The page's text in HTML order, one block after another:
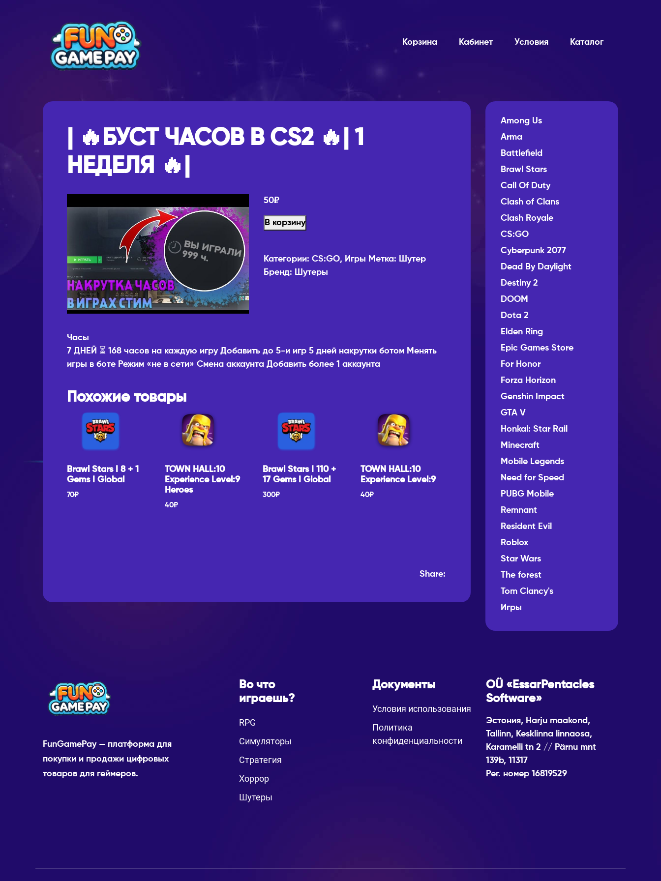
Корзина Кабинет Условия Каталог
| 🔥БУСТ ЧАСОВ В CS2 🔥| 1
НЕДЕЛЯ 🔥|
50₽
В корзину
Категории:CS:GO, Игры Метка: Шутер
Бренд: Шутеры
Часы
7 ДНЕЙ ⏳ 168 часов на каждую игру Добавить до 5-и игр 5 дней накрутки ботом Менять
игры в боте Режим «не в сети» Смена аккаунта Добавить более 1 аккаунта
Похожие товары
Brawl Stars I 8 + 1
Gems I Global
70₽
TOWN HALL:10
Experience Level:9
Heroes
40₽
Brawl Stars I 110 +
17 Gems I Global
300₽
TOWN HALL:10
Experience Level:9
40₽
Share:
Among Us
Arma
Battlefield
Brawl Stars
Call Of Duty
Clash of Clans
Clash Royale
CS:GO
Cyberpunk 2077
Dead By Daylight
Destiny 2
DOOM
Dota 2
Elden Ring
Epic Games Store
For Honor
Forza Horizon
Genshin Impact
GTA V
Honkai: Star Rail
Minecraft
Mobile Legends
Need for Speed
PUBG Mobile
Remnant
Resident Evil
Roblox
Star Wars
The forest
Tom Clancy's
Игры
FunGamePay — платформа для
покупки и продажи цифровых
товаров для геймеров.
Во что
играешь?
RPG
Симуляторы
Стратегия
Хоррор
Шутеры
Документы
Условия использования
Политика
конфиденциальности
OÜ «EssarPentacles
Software»
Эстония, Harju maakond,
Tallinn, Kesklinna linnaosa,
Karamelli tn 2 // Pärnu mnt
139b, 11317
Рег. номер 16819529